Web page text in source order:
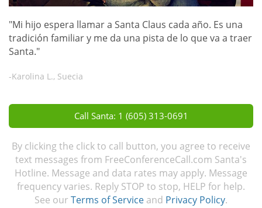
"Mi hijo espera llamar a Santa Claus cada año. Es una
tradición familiar y me da una pista de lo que va a traer
Santa."
-Karolina L., Suecia
Call Santa: 1 (605) 313-0691
By clicking the click to call button, you agree to receive
text messages from FreeConferenceCall.com Santa's
Hotline. Message and data rates may apply. Message
frequency varies. Reply STOP to stop, HELP for help.
See our Terms of Service and Privacy Policy.